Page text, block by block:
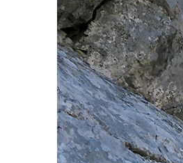
Land:
Region:
Gebirge: